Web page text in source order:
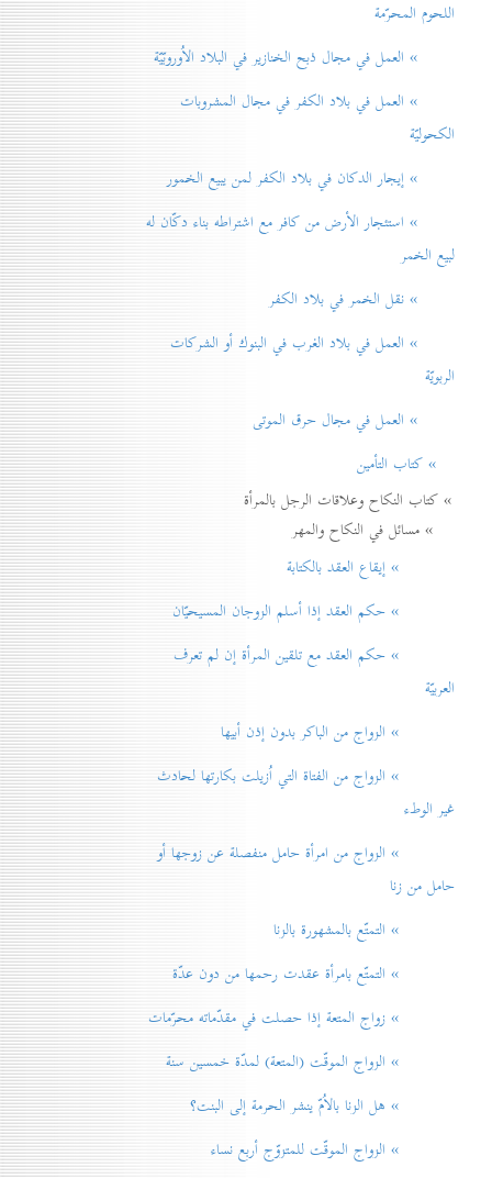
اللحوم المحرّمة
» العمل في مجال ذبح الخنازير في البلاد الاُوروبّيّة
» العمل في بلاد الكفر في مجال المشروبات
الكحوليّة
» إيجار الدكان في بلاد الكفر لمن يبيع الخمور
» استئجار الأرض من كافر مع اشتراطه بناء دكّان له
لبيع الخمر
» نقل الخمر في بلاد الكفر
» العمل في بلاد الغرب في البنوك أو الشركات
الربويّة
» العمل في مجال حرق الموتی
» كتاب التأمين
» كتاب النكاح وعلاقات الرجل بالمرأة
» مسائل في النكاح والمهر
» إيقاع العقد بالكتابة
» حكم العقد إذا أسلم الزوجان المسيحيّان
» حكم العقد مع تلقين المرأة إن لم تعرف
العربيّة
» الزواج من الباكر بدون إذن أبيها
» الزواج من الفتاة التي اُزيلت بكارتها لحادث
غير الوطء
» الزواج من امرأة حامل منفصلة عن زوجها أو
حامل من زنا
» التمتّع بالمشهورة بالزنا
» التمتّع بامرأة عقدت رحمها من دون عدّة
» زواج المتعة إذا حصلت في مقدّماته محرّمات
» الزواج الموقّت (المتعة) لمدّة خمسين سنة
» هل الزنا بالاُمّ ينشر الحرمة إلی البنت؟
» الزواج الموقّت للمتزوّج أربع نساء